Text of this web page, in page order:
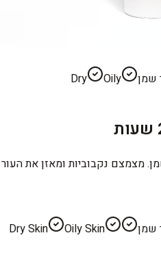
שמן Dry
Oily
מצמצם נקבוביות ומאזן את העור
שמן Dry Skin
Oily Skin